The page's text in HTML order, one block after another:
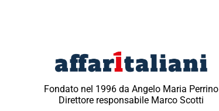
Fondato nel 1996 da Angelo Maria Perrino
Direttore responsabile Marco Scotti